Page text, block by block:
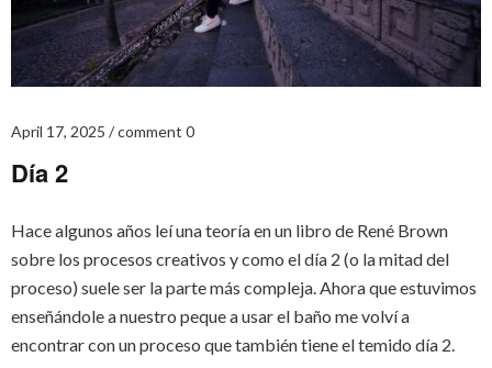
April 17, 2025 comment 0
Día 2
Hace algunos años leí una teoría en un libro de René Brown
sobre los procesos creativos y como el día 2 (o la mitad del
proceso) suele ser la parte más compleja. Ahora que estuvimos
enseñándole a nuestro peque a usar el baño me volví a
encontrar con un proceso que también tiene el temido día 2.